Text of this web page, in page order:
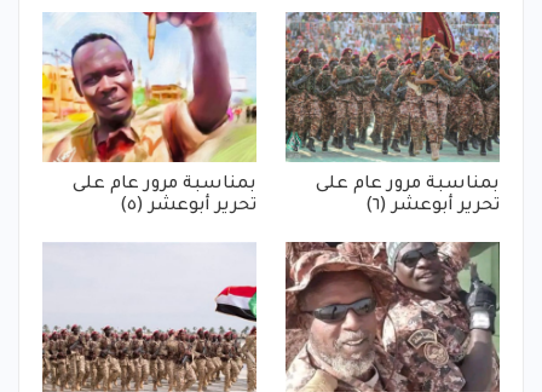
بمناسبة مرور عام على
تحرير أبوعشر (٦)
بمناسبة مرور عام على
تحرير أبوعشر (٥)